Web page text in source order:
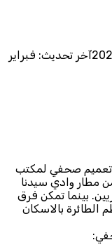
آخر تحديث: فبراير
تعميم صحفي لمكتب
مطار وادي سيدنا
بينما تمكن فرق
الطائرة بالاسكان